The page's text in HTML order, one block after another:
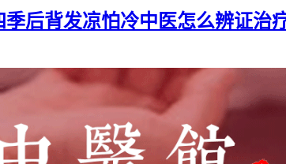
后背发凉怕冷中医怎么辨证治